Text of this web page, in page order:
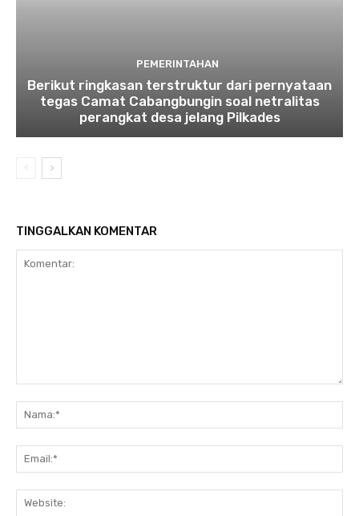
PEMERINTAHAN
Berikut ringkasan terstruktur dari pernyataan
tegas Camat Cabangbungin soal netralitas
perangkat desa jelang Pilkades
TINGGALKAN KOMENTAR